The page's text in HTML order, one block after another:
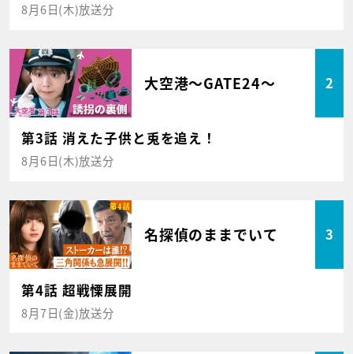
8月6日(木)放送分
大空港～GATE24～ 2
第3話 消えた子供と兎を追え！
8月6日(木)放送分
名探偵のままでいて 3
第4話 超戦慄展開
8月7日(金)放送分